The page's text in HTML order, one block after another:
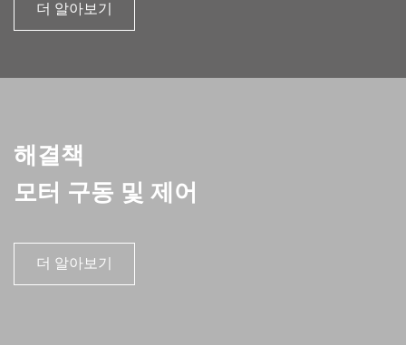
더 알아보기
해결책
모터 구동 및 제어
더 알아보기